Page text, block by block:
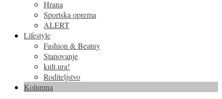
Hrana
Sportska oprema
ALERT
Lifestyle
Fashion & Beatuy
Stanovanje
kult.ura!
Roditeljstvo
Kolumna